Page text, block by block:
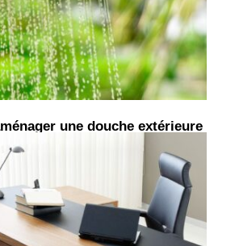
une douche extérieure